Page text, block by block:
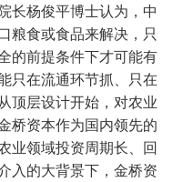
长杨俊平博士认为，中
粮食或食品来解决，只
的前提条件下才可能有
只在流通环节抓、只在
顶层设计开始，对农业
桥资本作为国内领先的
业领域投资周期长、回
入的大背景下，金桥资